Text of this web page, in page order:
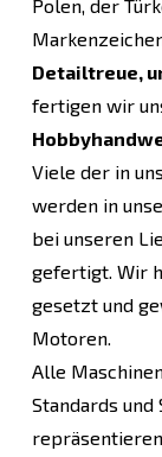
Polen, der
Detailtreue,
fertigen wir
Viele der in
werden in
bei unseren
gefertigt. Wir
gesetzt und
Motoren.
Alle
Standards
repräsentieren